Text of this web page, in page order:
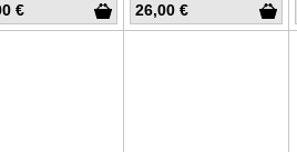
€ 26,00 €